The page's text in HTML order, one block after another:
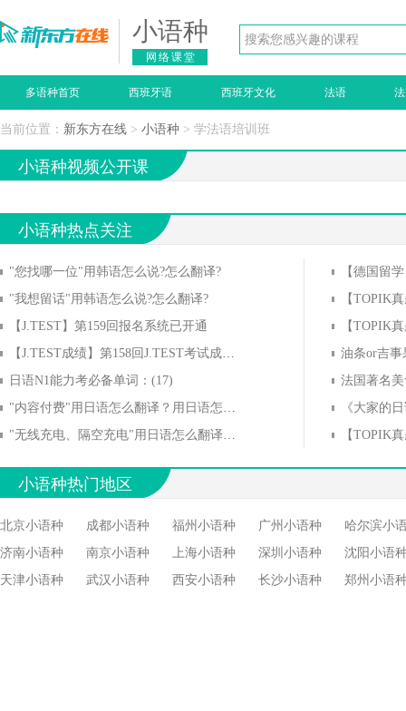
小语种
网络课堂
多语种首页 西班牙语 西班牙文化 法语
当前位置： 新东方在线 > 小语种 > 学法语培训班
小语种视频公开课
小语种热点关注
"您找哪一位"用韩语怎么说?怎么翻译?
"我想留话"用韩语怎么说?怎么翻译?
【J.TEST】第159回报名系统已开通
【J.TEST成绩】第158回J.TEST考试成绩公布
日语N1能力考必备单词：(17)
"内容付费"用日语怎么翻译？用日语怎么说？
"无线充电、隔空充电"用日语怎么翻译？用日语怎么说？
【TOPIK
法国著名
《大家的
【TOPIK
小语种热门地区
北京小语种 成都小语种 福州小语种 广州小语种
哈尔滨小
济南小语种
南京小语种 上海小语种 深圳小语种
沈阳小语
天津小语种
武汉小语种 西安小语种 长沙小语种 郑州小语